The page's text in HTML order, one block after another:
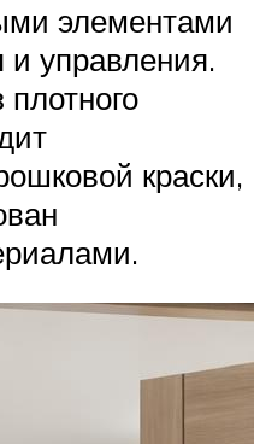
элементами
и управления.
краски,